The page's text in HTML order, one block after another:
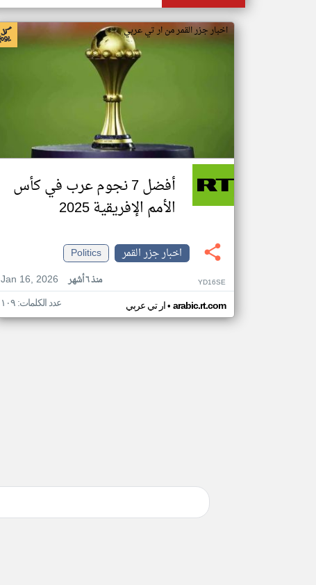
اخبار جزر القمر من ار تي عربي
أفضل 7 نجوم عرب في كأس
الأمم الإفريقية 2025
اخبار جزر القمر
Politics
Jan 16, 2026
منذ ٦ أشهر YD16SE
ار تي عربي• arabic.rt.com عدد الكلمات: ١٠٩